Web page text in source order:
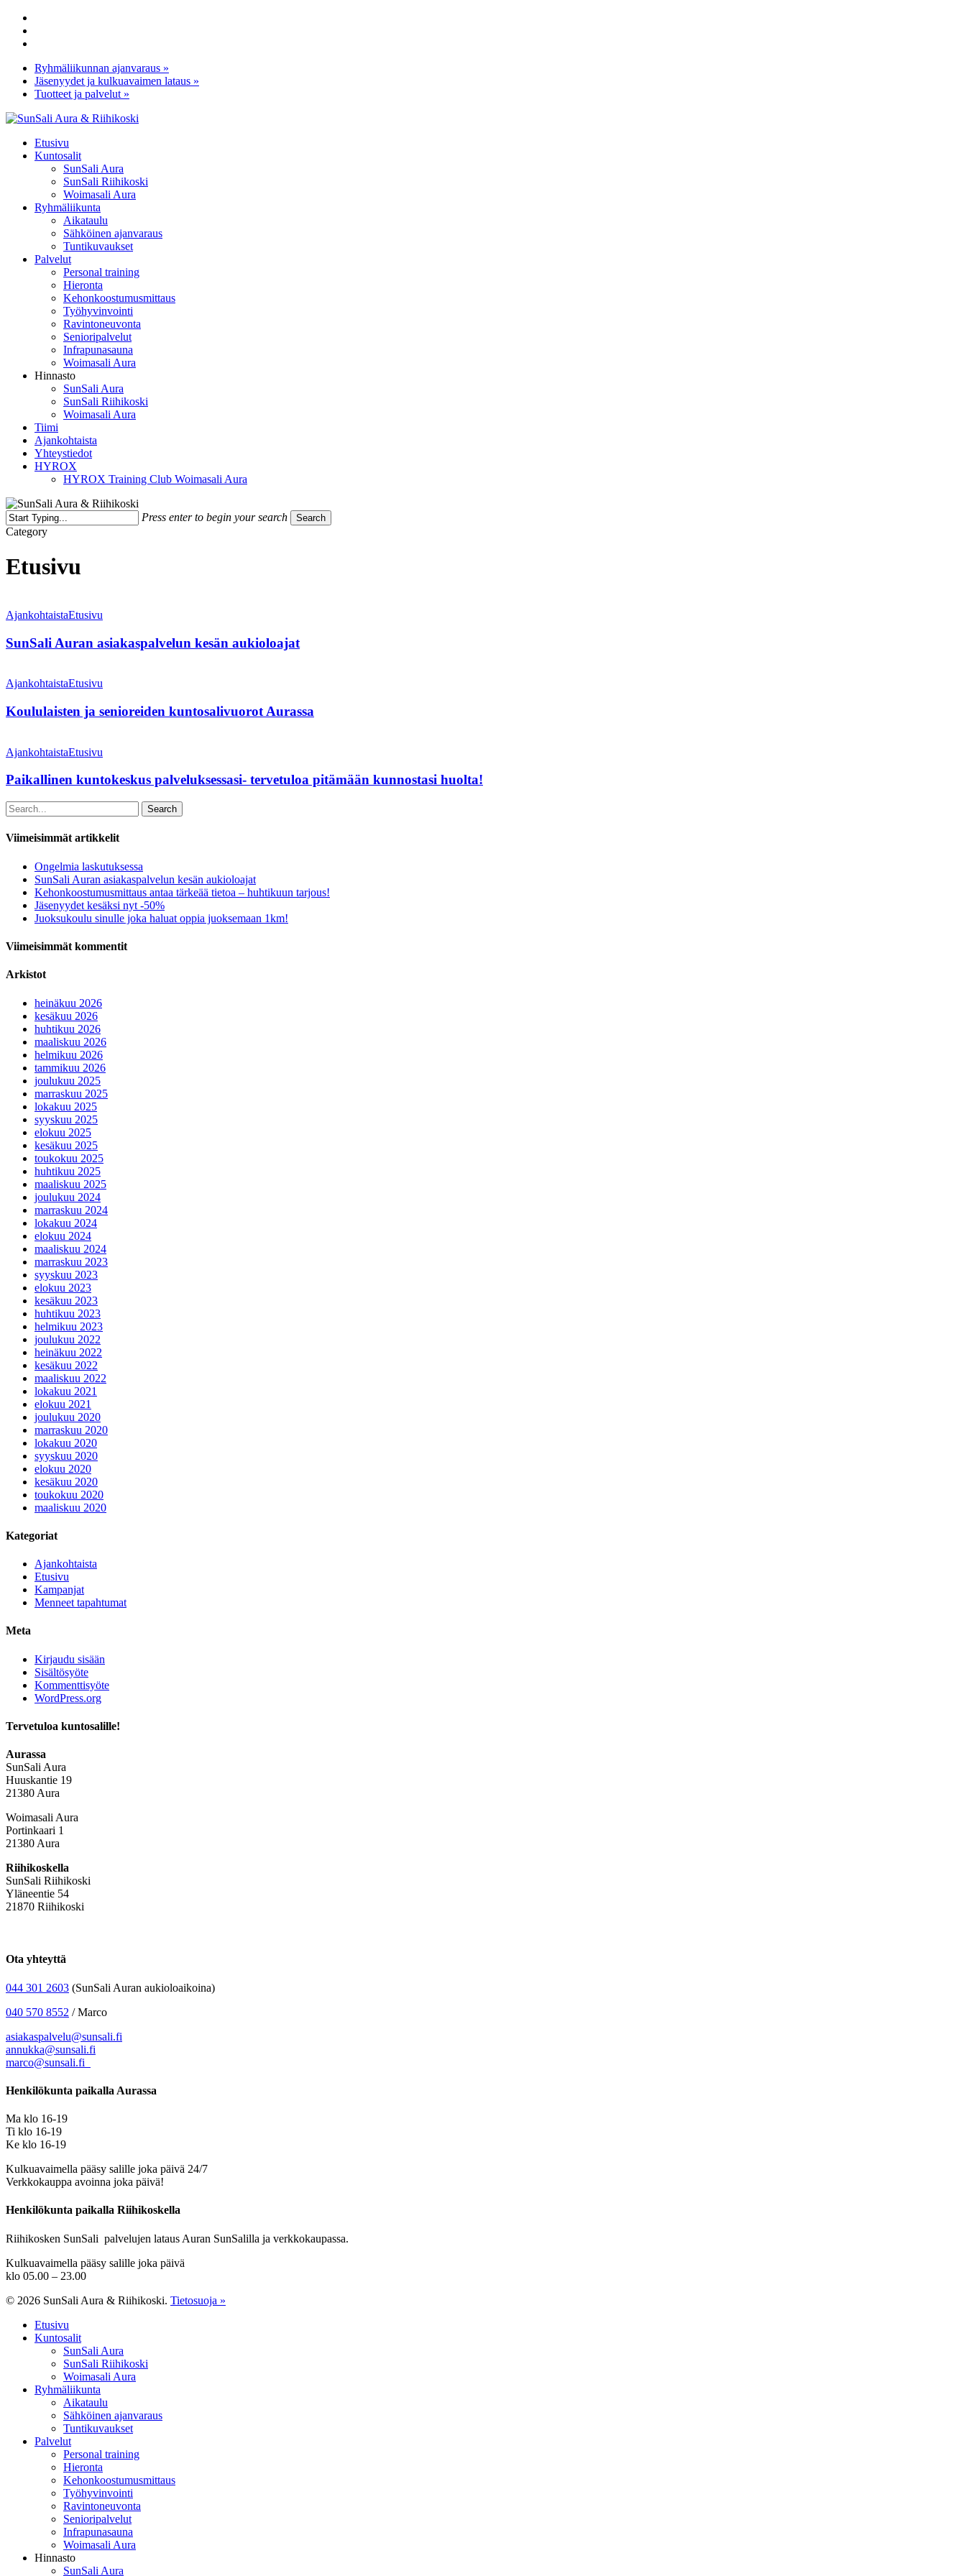
Skip
main
Ryhmäliikunnan ajanvaraus »
Jäsenyydet ja kulkuavaimen lataus »
Tuotteet ja palvelut »
Menu
Etusivu
Kuntosalit
SunSali Aura
SunSali Riihikoski
Woimasali Aura
Ryhmäliikunta
Aikataulu
Sähköinen ajanvaraus
Tuntikuvaukset
Palvelut
Personal training
Hieronta
Kehonkoostumusmittaus
Työhyvinvointi
Ravintoneuvonta
Senioripalvelut
Infrapunasauna
Woimasali Aura
Hinnasto
SunSali Aura
SunSali Riihikoski
Woimasali Aura
Tiimi
Ajankohtaista
Yhteystiedot
HYROX
HYROX Training Club Woimasali Aura
Press enter to begin your search Search
Close
Category
Etusivu
Auran
kesän
aukioloajat
AjankohtaistaEtusivu
SunSali Auran asiakaspalvelun kesän aukioloajat
ja
kuntosalivuorot
Aurassa
AjankohtaistaEtusivu
Koululaisten ja senioreiden kuntosalivuorot Aurassa
kuntokeskus
tervetuloa
kunnostasi
huolta!
AjankohtaistaEtusivu
Paikallinen kuntokeskus palveluksessasi- tervetuloa pitämään kunnostasi huolta!
Search
Viimeisimmät artikkelit
Ongelmia laskutuksessa
SunSali Auran asiakaspalvelun kesän aukioloajat
Kehonkoostumusmittaus antaa tärkeää tietoa – huhtikuun tarjous!
Jäsenyydet kesäksi nyt -50%
Juoksukoulu sinulle joka haluat oppia juoksemaan 1km!
Viimeisimmät kommentit
Arkistot
heinäkuu 2026
kesäkuu 2026
huhtikuu 2026
maaliskuu 2026
helmikuu 2026
tammikuu 2026
joulukuu 2025
marraskuu 2025
lokakuu 2025
syyskuu 2025
elokuu 2025
kesäkuu 2025
toukokuu 2025
huhtikuu 2025
maaliskuu 2025
joulukuu 2024
marraskuu 2024
lokakuu 2024
elokuu 2024
maaliskuu 2024
marraskuu 2023
syyskuu 2023
elokuu 2023
kesäkuu 2023
huhtikuu 2023
helmikuu 2023
joulukuu 2022
heinäkuu 2022
kesäkuu 2022
maaliskuu 2022
lokakuu 2021
elokuu 2021
joulukuu 2020
marraskuu 2020
lokakuu 2020
syyskuu 2020
elokuu 2020
kesäkuu 2020
toukokuu 2020
maaliskuu 2020
Kategoriat
Ajankohtaista
Etusivu
Kampanjat
Menneet tapahtumat
Meta
Kirjaudu sisään
Sisältösyöte
Kommenttisyöte
WordPress.org
Tervetuloa kuntosalille!
Aurassa
SunSali Aura
Huuskantie 19
21380 Aura
Woimasali Aura
Portinkaari 1
21380 Aura
Riihikoskella
SunSali Riihikoski
Yläneentie 54
21870 Riihikoski
Ota yhteyttä
044 301 2603 (SunSali Auran aukioloaikoina)
040 570 8552 / Marco
asiakaspalvelu@sunsali.fi
annukka@sunsali.fi
marco@sunsali.fi
Henkilökunta paikalla Aurassa
Ma klo 16-19
Ti klo 16-19
Ke klo 16-19
Kulkuavaimella pääsy salille joka päivä 24/7
Verkkokauppa avoinna joka päivä!
Henkilökunta paikalla Riihikoskella
Riihikosken SunSali palvelujen lataus Auran SunSalilla ja verkkokaupassa.
Kulkuavaimella pääsy salille joka päivä
klo 05.00 – 23.00
© 2026 SunSali Aura & Riihikoski. Tietosuoja »
Close
Menu
Etusivu
Kuntosalit
SunSali Aura
SunSali Riihikoski
Woimasali Aura
Ryhmäliikunta
Aikataulu
Sähköinen ajanvaraus
Tuntikuvaukset
Palvelut
Personal training
Hieronta
Kehonkoostumusmittaus
Työhyvinvointi
Ravintoneuvonta
Senioripalvelut
Infrapunasauna
Woimasali Aura
Hinnasto
SunSali Aura